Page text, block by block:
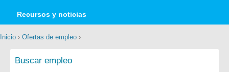
Recursos y noticias
Inicio › Ofertas de empleo ›
Buscar empleo